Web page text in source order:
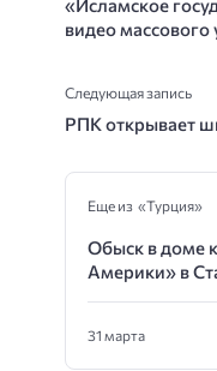
«Исламское
видео
Следующая запись
РПК открывает
Еще из «Турция»
Обыск в доме
Америки» в
31 марта